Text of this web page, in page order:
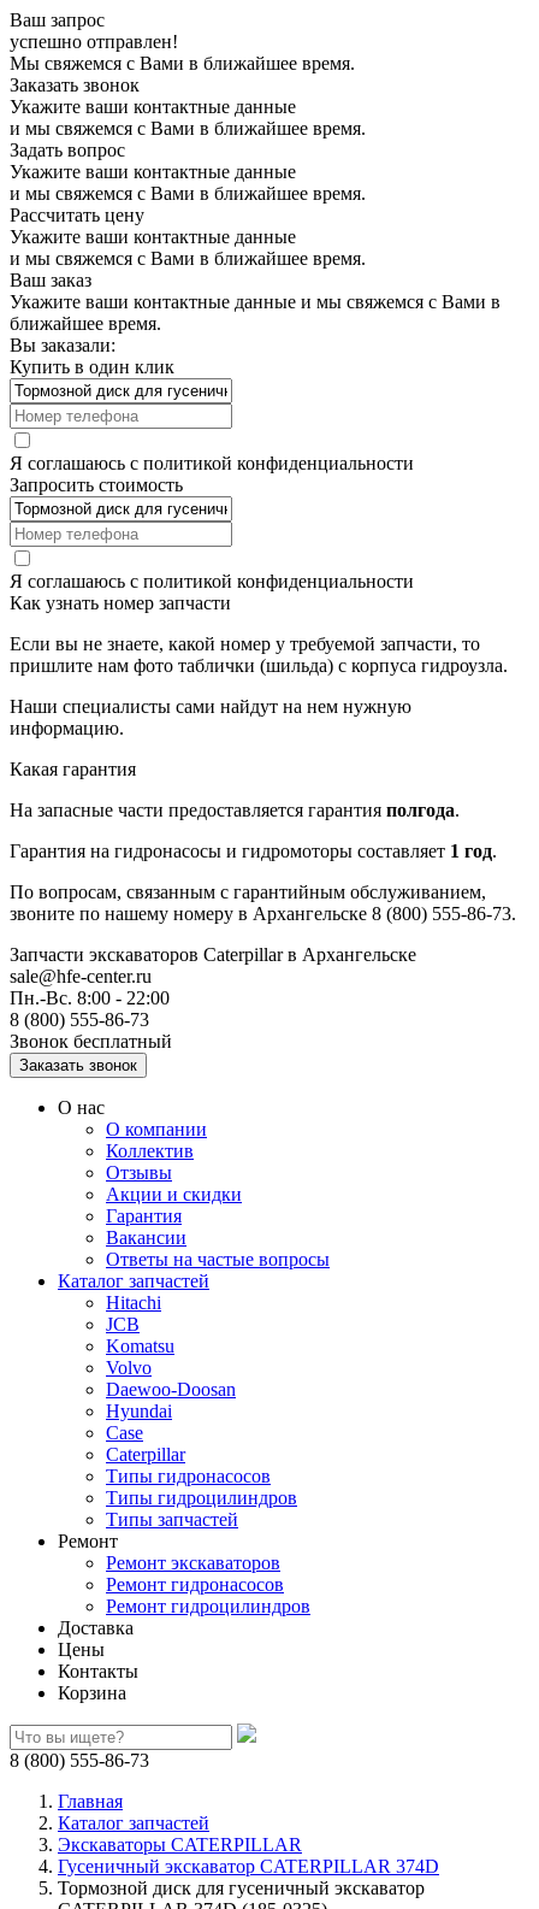
Ваш запрос
успешно отправлен!
Мы свяжемся с Вами в ближайшее время.
Заказать звонок
Укажите ваши контактные данные
и мы свяжемся с Вами в ближайшее время.
Задать вопрос
Укажите ваши контактные данные
и мы свяжемся с Вами в ближайшее время.
Рассчитать цену
Укажите ваши контактные данные
и мы свяжемся с Вами в ближайшее время.
Ваш заказ
Укажите ваши контактные данные и мы свяжемся с Вами в
ближайшее время.
Вы заказали:
Купить в один клик
Я соглашаюсь с политикой конфиденциальности
Запросить стоимость
Я соглашаюсь с политикой конфиденциальности
Как узнать номер запчасти
Если вы не знаете, какой номер у требуемой запчасти, то
пришлите нам фото таблички (шильда) с корпуса гидроузла.
Наши специалисты сами найдут на нем нужную
информацию.
Какая гарантия
На запасные части предоставляется гарантия полгода.
Гарантия на гидронасосы и гидромоторы составляет 1 год.
По вопросам, связанным с гарантийным обслуживанием,
звоните по нашему номеру в Архангельске 8 (800) 555-86-73.
Запчасти экскаваторов Caterpillarв Архангельске
sale@hfe-center.ru
Пн.-Вс. 8:00 - 22:00
8 (800) 555-86-73
Звонок бесплатный
О нас
О компании
Коллектив
Отзывы
Акции и скидки
Гарантия
Вакансии
Ответы на частые вопросы
Каталог запчастей
Hitachi
JCB
Komatsu
Volvo
Daewoo-Doosan
Hyundai
Case
Caterpillar
Типы гидронасосов
Типы гидроцилиндров
Типы запчастей
Ремонт
Ремонт экскаваторов
Ремонт гидронасосов
Ремонт гидроцилиндров
Доставка
Цены
Контакты
Корзина
8 (800) 555-86-73
Главная
Каталог запчастей
Экскаваторы CATERPILLAR
Гусеничный экскаватор CATERPILLAR 374D
Тормозной диск для гусеничный экскаватор